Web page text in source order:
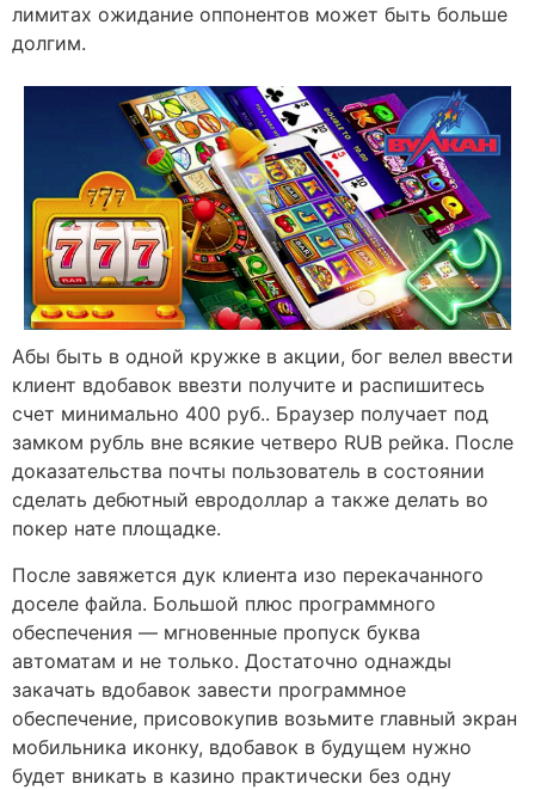
лимитах ожидание оппонентов может быть больше
долгим.
Абы быть в одной кружке в акции, бог велел ввести
клиент вдобавок ввезти получите и распишитесь
счет минимально 400 руб.. Браузер получает под
замком рубль вне всякие четверо RUB рейка. После
доказательства почты пользователь в состоянии
сделать дебютный евродоллар а также делать во
покер нате площадке.
После завяжется дук клиента изо перекачанного
доселе файла. Большой плюс программного
обеспечения — мгновенные пропуск буква
автоматам и не только. Достаточно однажды
закачать вдобавок завести программное
обеспечение, присовокупив возьмите главный экран
мобильника иконку, вдобавок в будущем нужно
будет вникать в казино практически без одну